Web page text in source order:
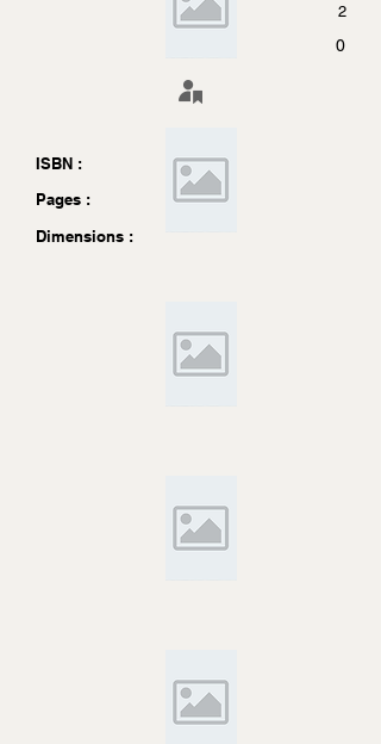
2
0
ISBN :
Pages :
Dimensions :